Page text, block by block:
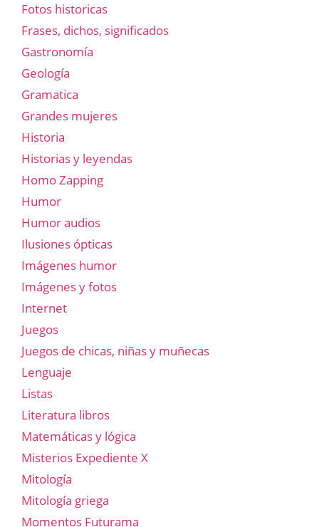
Fotos historicas
Frases, dichos, significados
Gastronomía
Geología
Gramatica
Grandes mujeres
Historia
Historias y leyendas
Homo Zapping
Humor
Humor audios
Ilusiones ópticas
Imágenes humor
Imágenes y fotos
Internet
Juegos
Juegos de chicas, niñas y muñecas
Lenguaje
Listas
Literatura libros
Matemáticas y lógica
Misterios Expediente X
Mitología
Mitología griega
Momentos Futurama